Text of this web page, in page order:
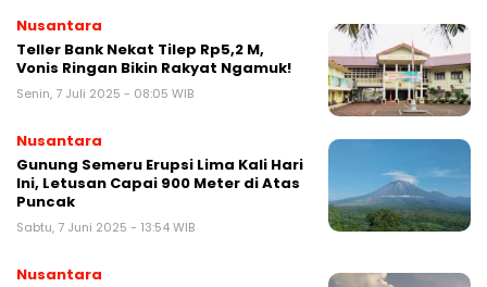
Nusantara
Teller Bank Nekat Tilep Rp5,2 M,
Vonis Ringan Bikin Rakyat Ngamuk!
Senin, 7 Juli 2025 - 08:05 WIB
Nusantara
Gunung Semeru Erupsi Lima Kali Hari
Ini, Letusan Capai 900 Meter di Atas
Puncak
Sabtu, 7 Juni 2025 - 13:54 WIB
Nusantara